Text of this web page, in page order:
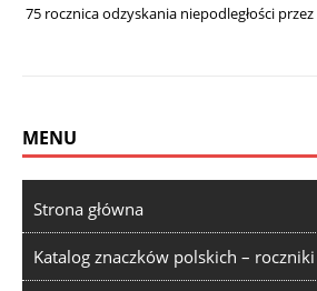
75 rocznica odzyskania niepodległości przez
MENU
Strona główna
Katalog znaczków polskich – roczniki